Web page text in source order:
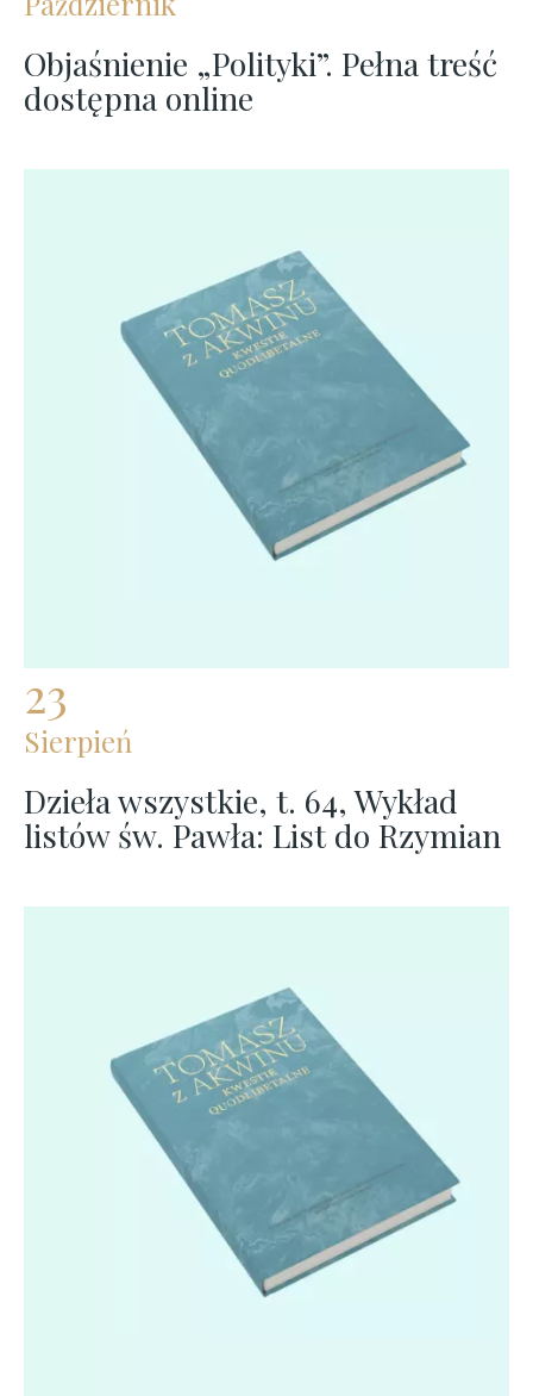
Objaśnienie „Polityki”. Pełna treść
dostępna online
23
Sierpień
Dzieła wszystkie, t. 64, Wykład
listów św. Pawła: List do Rzymian